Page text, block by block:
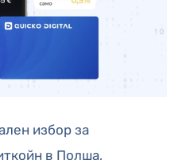
избор за
в Полша,